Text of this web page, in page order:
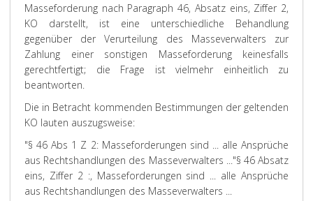
Masseforderung nach Paragraph 46, Absatz eins, Ziffer 2,
KO darstellt, ist eine unterschiedliche Behandlung
gegenüber der Verurteilung des Masseverwalters zur
Zahlung einer sonstigen Masseforderung keinesfalls
gerechtfertigt; die Frage ist vielmehr einheitlich zu
beantworten.
Die in Betracht kommenden Bestimmungen der geltenden
KO lauten auszugsweise:
"§ 46 Abs 1 Z 2: Masseforderungen sind ... alle Ansprüche
aus Rechtshandlungen des Masseverwalters ..."§ 46 Absatz
eins, Ziffer 2 :, Masseforderungen sind ... alle Ansprüche
aus Rechtshandlungen des Masseverwalters ...